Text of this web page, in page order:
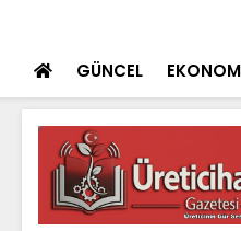
GÜNCEL